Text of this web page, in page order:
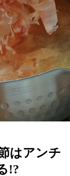
はアンチ
!?